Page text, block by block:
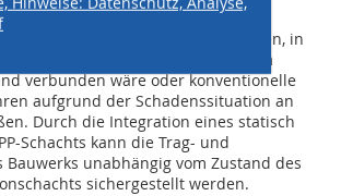
sich insbesondere für Situationen, in
Ersatzneubau nur mit großem
verbunden wäre oder konventionelle
aufgrund der Schadenssituation an
Durch die Integration eines statisch
Schachts kann die Trag- und
unabhängig vom Zustand des
sichergestellt werden.